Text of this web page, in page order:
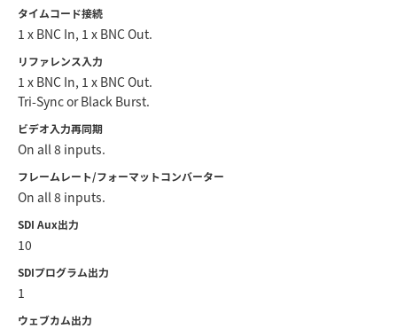
タイムコード接続
1 x BNC In, 1 x BNC Out.
リファレンス入力
1 x BNC In, 1 x BNC Out.
Tri-Sync or Black Burst.
ビデオ入力再同期
On all 8 inputs.
フレームレート/フォーマットコンバーター
On all 8 inputs.
SDI Aux出力
10
SDIプログラム出力
1
ウェブカム出力